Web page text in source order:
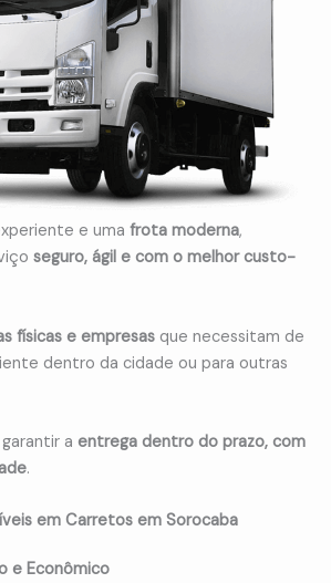
e uma frota moderna,
seguro, ágil e com o melhor custo-
físicas e empresas que necessitam de
dentro da cidade ou para outras
a entrega dentro do prazo, com
.
em Carretos em Sorocaba
e Econômico